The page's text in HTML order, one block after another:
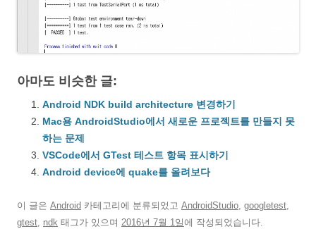
아마도 비슷한 글:
Android NDK build architecture 변경하기
Mac용 AndroidStudio에서 새로운 프로젝트를 만들지 못
하는 문제
VSCode에서 GTest 테스트 항목 표시하기
Android device에 quake를 올려보다
이 글은 Android 카테고리에 분류되었고 AndroidStudio, googletest,
gtest, ndk 태그가 있으며 2016년 7월 1일에 작성되었습니다.